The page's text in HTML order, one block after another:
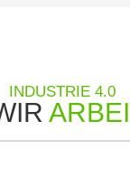
INDUSTRIE 4.0